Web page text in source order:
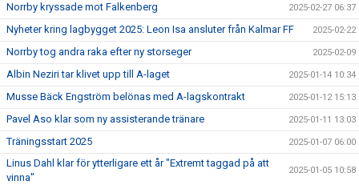
Norrby kryssade mot Falkenberg 2025-02-27 06:37
Nyheter kring lagbygget 2025: Leon Isa ansluter från Kalmar FF 2025-02-22
Norrby tog andra raka efter ny storseger 2025-02-09
Albin Neziri tar klivet upp till A-laget 2025-01-14 10:34
Musse Bäck Engström belönas med A-lagskontrakt 2025-01-12 15:13
Pavel Aso klar som ny assisterande tränare 2025-01-11 13:03
Träningsstart 2025 2025-01-07 06:00
Linus Dahl klar för ytterligare ett år "Extremt taggad på att
vinna"
2025-01-05 10:58